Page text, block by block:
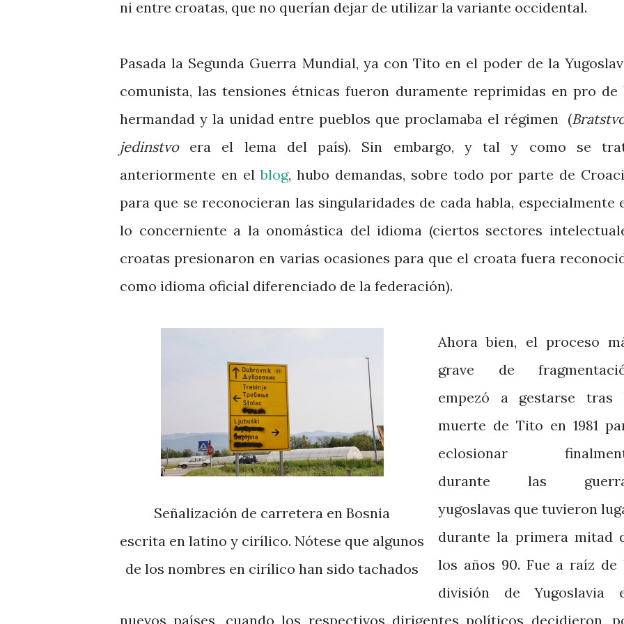
ni entre croatas, que no querían dejar de utilizar la variante occidental.
Pasada la Segunda Guerra Mundial, ya con Tito en el poder de la
comunista, las tensiones étnicas fueron duramente reprimidas en pro de
hermandad y la unidad entre pueblos que proclamaba el régimen (
jedinstvoera el lema del país). Sin embargo, y tal y como se
anteriormente en elblog, hubo demandas, sobre todo por parte de
para que se reconocieran las singularidades de cada habla, especialmente
lo concerniente a la onomástica del idioma (ciertos sectores
croatas presionaron en varias ocasiones para que el croata fuera
como idioma oficial diferenciado de la federación).
Señalización de carretera en Bosnia
escrita en latino y cirílico. Nótese que algunos
de los nombres en cirílico han sido tachados
Ahora bien, el proceso
grave de
empezó a gestarse tras
muerte de Tito en 1981
eclosionar
durante las
yugoslavas que tuvieron
durante la primera mitad
los años 90. Fue a raíz de
división de Yugoslavia
nuevos países, cuando los respectivos dirigentes políticos decidieron,